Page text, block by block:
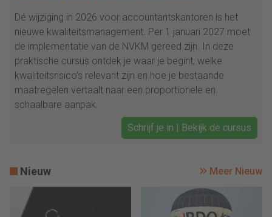
Dé wijziging in 2026 voor accountantskantoren is het
nieuwe kwaliteitsmanagement. Per 1 januari 2027 moet
de implementatie van de NVKM gereed zijn. In deze
praktische cursus ontdek je waar je begint, welke
kwaliteitsrisico’s relevant zijn en hoe je bestaande
maatregelen vertaalt naar een proportionele en
schaalbare aanpak.
Schrijf je in | Bekijk de cursus
Nieuw Meer Nieuw